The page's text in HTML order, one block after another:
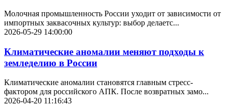
Молочная промышленность России уходит от зависимости от
импортных заквасочных культур: выбор делаетс...
2026-05-29 14:00:00
Климатические аномалии меняют подходы к
земледелию в России
Климатические аномалии становятся главным стресс-
фактором для российского АПК. После возвратных замо...
2026-04-20 11:16:43